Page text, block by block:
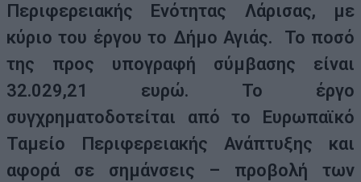
Περιφερειακής Ενότητας Λάρισας, με
κύριο του έργου το Δήμο Αγιάς. Το ποσό
της προς υπογραφή σύμβασης είναι
32.029,21 ευρώ. Το έργο
συγχρηματοδοτείται από το Ευρωπαϊκό
Ταμείο Περιφερειακής Ανάπτυξης και
αφορά σε σημάνσεις – προβολή των